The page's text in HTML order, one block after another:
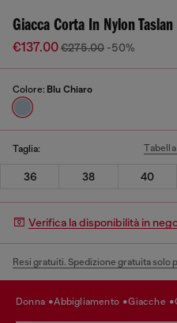
Giacca Corta In Nylon
€137.00€275.00 -50%
Colore: Blu Chiaro
Taglia:
36 38 40
Verifica la disponibilità in
Resi gratuiti. Spedizione gratuita solo
donna abbigliamento giacche